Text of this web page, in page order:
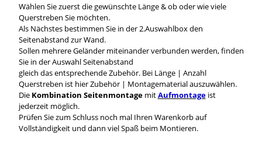
Wählen Sie zuerst die gewünschte Länge & ob oder wie viele
Querstreben Sie möchten.
Als Nächstes bestimmen Sie in der 2.Auswahlbox den
Seitenabstand zur Wand.
Sollen mehrere Geländer miteinander verbunden werden, finden
Sie in der Auswahl Seitenabstand
gleich das entsprechende Zubehör. Bei Länge | Anzahl
Querstreben ist hier Zubehör | Montagematerial auszuwählen.
Die Kombination Seitenmontage mitAufmontageist
jederzeit möglich.
Prüfen Sie zum Schluss noch mal Ihren Warenkorb auf
Vollständigkeit und dann viel Spaß beim Montieren.